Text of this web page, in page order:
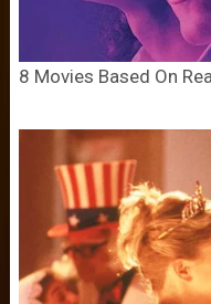
8 Movies Based On